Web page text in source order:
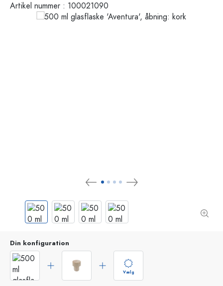
Artikel nummer : 100021090
Din konfiguration
Vælg